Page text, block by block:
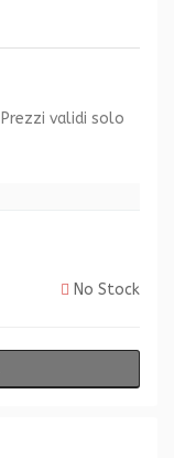
Prezzi validi solo
No Stock